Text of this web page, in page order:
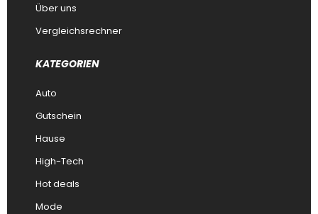
Über uns
Vergleichsrechner
KATEGORIEN
Auto
Gutschein
Hause
High-Tech
Hot deals
Mode